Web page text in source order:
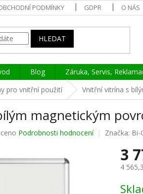
PODMÍNKY GDPR O NÁS
HLEDAT
Blog
Záruka, Servis,
pro vnitřní použití Vnitřní vitrína s
magnetickým
Podrobnosti hodnocení Značka: Bi-
3
4
cena: